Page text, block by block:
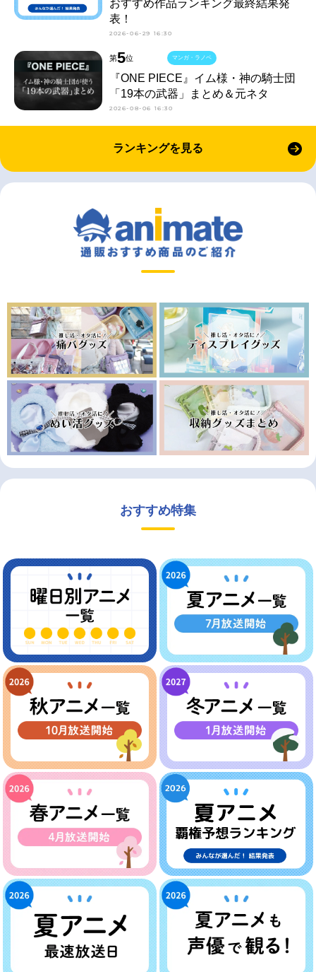
おすすめ作品ランキング最終結果発
表！
2026-06-29 16:30
第5位
『ONE PIECE』イム様・神の騎士団
「19本の武器」まとめ＆元ネタ
2026-08-06 16:30
マンガ・ラノベ
ランキングを見る
おすすめ特集